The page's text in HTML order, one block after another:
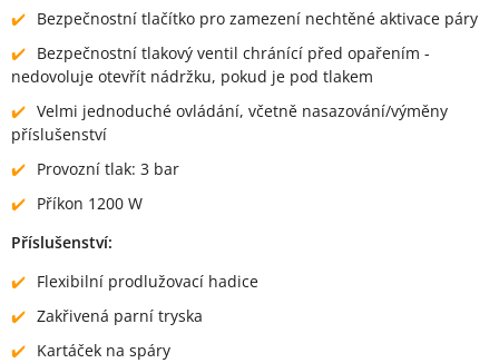
Bezpečnostní tlačítko pro zamezení nechtěné aktivace páry
Bezpečnostní tlakový ventil chránící před opařením -
nedovoluje otevřít nádržku, pokud je pod tlakem
Velmi jednoduché ovládání, včetně nasazování/výměny
příslušenství
Provozní tlak: 3 bar
Příkon 1200 W
Příslušenství:
Flexibilní prodlužovací hadice
Zakřivená parní tryska
Kartáček na spáry